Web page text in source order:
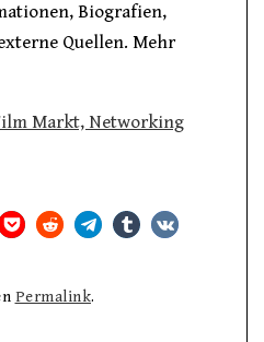
Biografien,
Quellen. Mehr
Markt, Networking
Permalink.